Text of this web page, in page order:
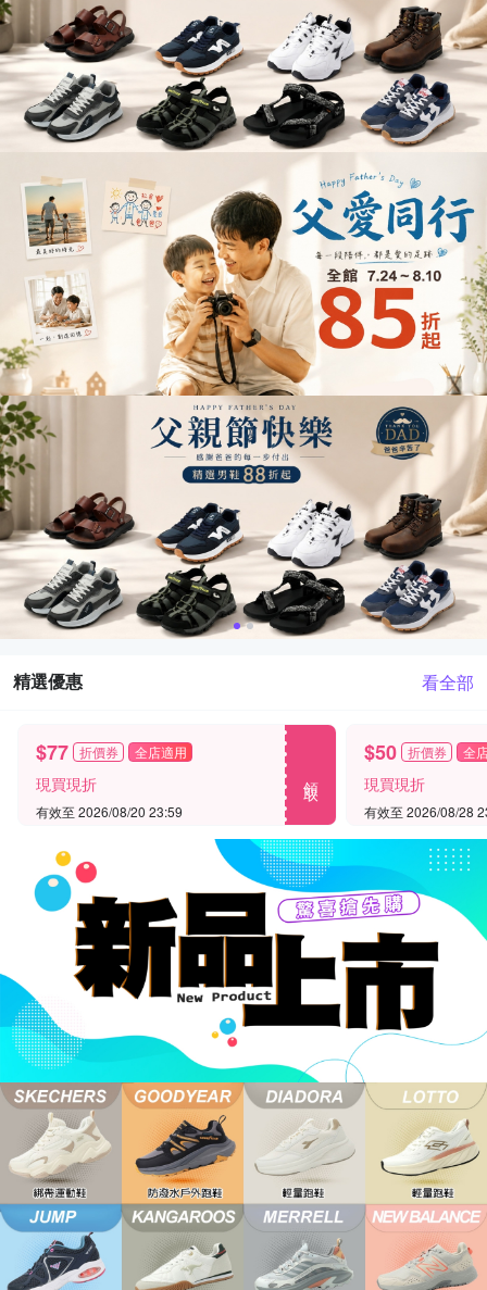
精選優惠 看全部
$77 折價券 全店適用
現買現折
有效至 2026/08/20 23:59
$50 折價券 全
現買現折
有效至 2026/08/28